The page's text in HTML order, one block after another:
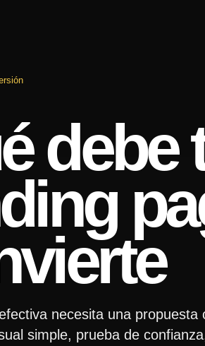
debe
necesita una propuesta
simple, prueba de